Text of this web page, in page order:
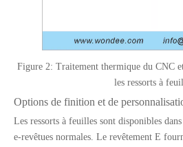
Figure 2: Traitement thermique du CNC
les ressorts à
Options de finition et de
Les ressorts à feuilles sont disponibles
e-revêtues normales. Le revêtement E